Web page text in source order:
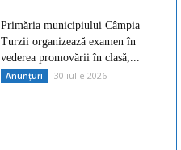
Primăria municipiului Câmpia
Turzii organizează examen în
vederea promovării în clasă,...
Anunțuri 30 iulie 2026